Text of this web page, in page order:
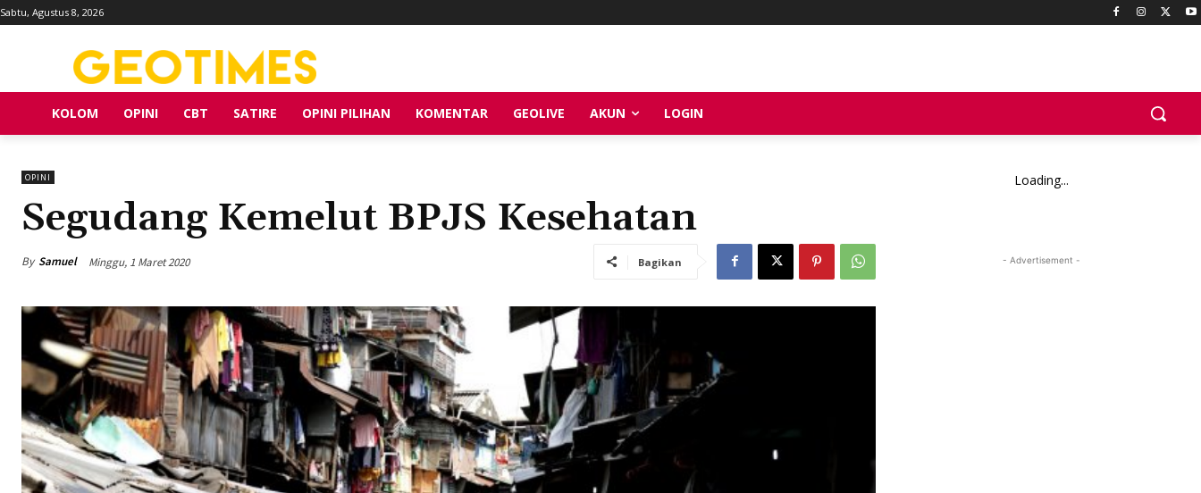
Sabtu, Agustus 8, 2026
KOLOM OPINI CBT SATIRE OPINI PILIHAN KOMENTAR GEOLIVE AKUN LOGIN
OPINI
Segudang Kemelut BPJS Kesehatan
By Samuel Minggu, 1 Maret 2020 Bagikan
Loading...
- Advertisement -